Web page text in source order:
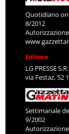
Quotidiano
8/2012
Editore
LG PRESSE
via Festaz, 52
Settimanale
9/2002